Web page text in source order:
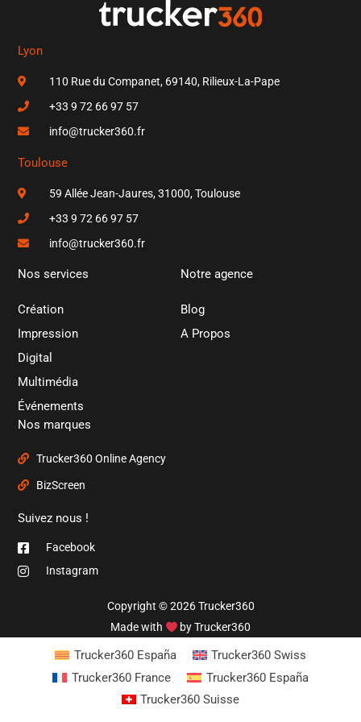
Lyon
110 Rue du Companet, 69140, Rilieux-La-Pape
+33 9 72 66 97 57
info@trucker360.fr
Toulouse
59 Allée Jean-Jaures, 31000, Toulouse
+33 9 72 66 97 57
info@trucker360.fr
Nos services
Création
Impression
Digital
Multimédia
Événements
Notre agence
Blog
A Propos
Nos marques
Trucker360 Online Agency
BizScreen
Suivez nous !
Facebook
Instagram
Copyright © 2026 Trucker360
Made with
by Trucker360
Trucker360 España
Trucker360 Swiss
Trucker360 France
Trucker360 España
Trucker360 Suisse